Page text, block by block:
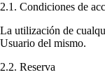
2.1. Condiciones de
La utilización de
Usuario del mismo.
2.2. Reserva